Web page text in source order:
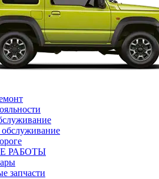
РАБОТЫ
запчасти